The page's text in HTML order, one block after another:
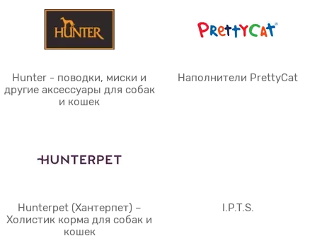
Hunter - поводки, миски и
другие аксессуары для собак
и кошек
Наполнители PrettyCat
Hunterpet (Хантерпет) –
Холистик корма для собак и
кошек
I.P.T.S.